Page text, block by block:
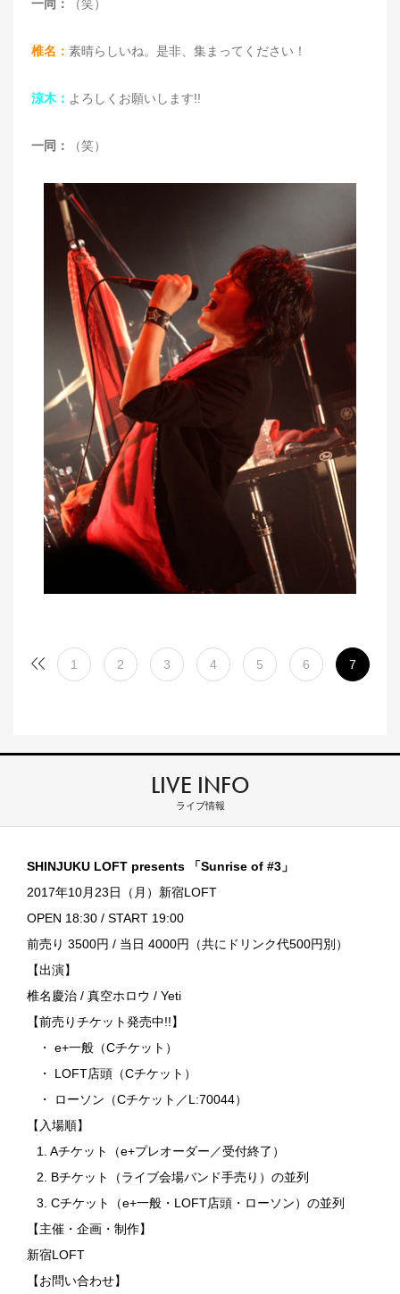
一同： （笑）
椎名： 素晴らしいね。是非、集まってください！
涼木： よろしくお願いします!!
一同： （笑）
1 2 3 4 5 6 7
LIVE INFO
ライブ情報
SHINJUKU LOFT presents 「Sunrise of #3」
2017年10月23日（月）新宿LOFT
OPEN 18:30 / START 19:00
前売り 3500円 / 当日 4000円（共にドリンク代500円別）
【出演】
椎名慶治 / 真空ホロウ / Yeti
【前売りチケット発売中!!】
・ e+一般（Cチケット）
・ LOFT店頭（Cチケット）
・ ローソン（Cチケット／L:70044）
【入場順】
1. Aチケット（e+プレオーダー／受付終了）
2. Bチケット（ライブ会場バンド手売り）の並列
3. Cチケット（e+一般・LOFT店頭・ローソン）の並列
【主催・企画・制作】
新宿LOFT
【お問い合わせ】